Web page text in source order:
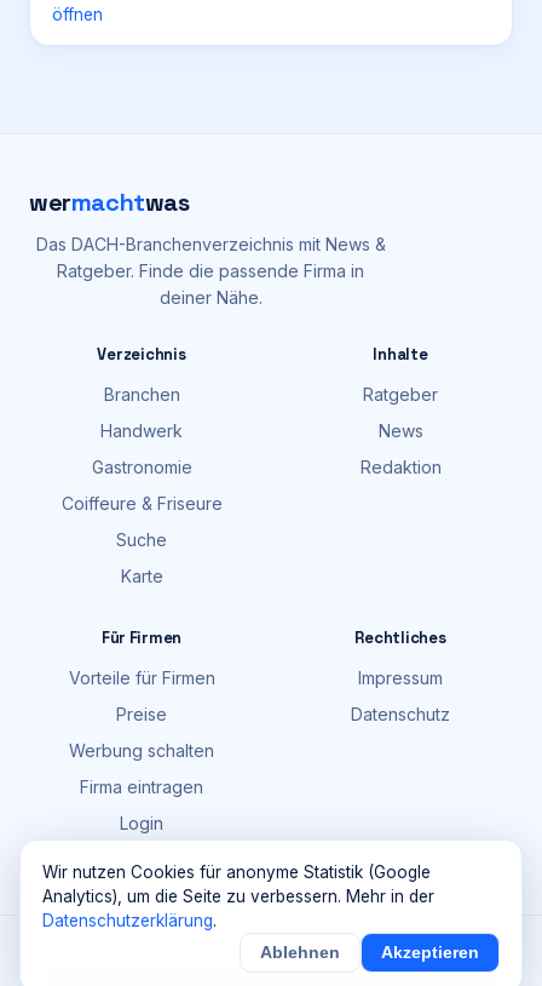
öffnen
wermachtwas
Das DACH-Branchenverzeichnis mit News &
Ratgeber. Finde die passende Firma in
deiner Nähe.
Verzeichnis
Branchen
Handwerk
Gastronomie
Coiffeure & Friseure
Suche
Karte
Inhalte
Ratgeber
News
Redaktion
Für Firmen
Vorteile für Firmen
Preise
Werbung schalten
Firma eintragen
Login
Rechtliches
Impressum
Datenschutz
Maik Möhring Media · Ermatingen
Firmendaten teils © OpenStreetMap-Mitwirkende (ODbL)
Details Sichern ×
Wir nutzen Cookies für anonyme Statistik (Google
Analytics), um die Seite zu verbessern. Mehr in der
Datenschutzerklärung.
Ablehnen Akzeptieren